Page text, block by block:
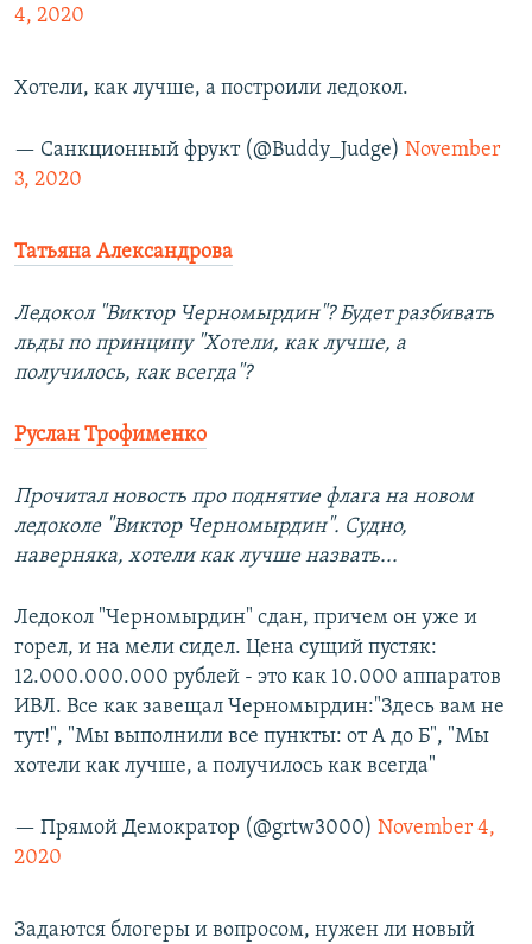
4, 2020
Хотели, как лучше, а построили ледокол.
— Санкционный фрукт (@Buddy_Judge) November
3, 2020
Татьяна Александрова
Ледокол "Виктор Черномырдин"? Будет разбивать
льды по принципу "Хотели, как лучше, а
получилось, как всегда"?
Руслан Трофименко
Прочитал новость про поднятие флага на новом
ледоколе "Виктор Черномырдин". Судно,
наверняка, хотели как лучше назвать...
Ледокол "Черномырдин" сдан, причем он уже и
горел, и на мели сидел. Цена сущий пустяк:
12.000.000.000 рублей - это как 10.000 аппаратов
ИВЛ. Все как завещал Черномырдин:"Здесь вам не
тут!", "Мы выполнили все пункты: от А до Б", "Мы
хотели как лучше, а получилось как всегда"
— Прямой Демократор (@grtw3000) November 4,
2020
Задаются блогеры и вопросом, нужен ли новый